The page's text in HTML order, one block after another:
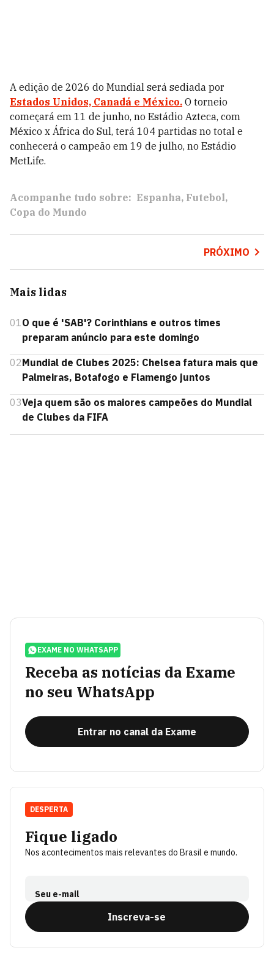
A edição de 2026 do Mundial será sediada por
Estados Unidos, Canadá e México. O torneio
começará em 11 de junho, no Estádio Azteca, com
México x África do Sul, terá 104 partidas no total e
conhecerá o campeão em 19 de julho, no Estádio
MetLife.
Acompanhe tudo sobre: Espanha Futebol
Copa do Mundo
PRÓXIMO
Mais lidas
01O que é 'SAB'? Corinthians e outros times
preparam anúncio para este domingo
02Mundial de Clubes 2025: Chelsea fatura mais que
Palmeiras, Botafogo e Flamengo juntos
03Veja quem são os maiores campeões do Mundial
de Clubes da FIFA
EXAME NO WHATSAPP
Receba as notícias da Exame
no seu WhatsApp
Entrar no canal da Exame
Fique ligado
Nos acontecimentos mais relevantes do Brasil e mundo.
Seu e-mail
Inscreva-se
DESPERTA